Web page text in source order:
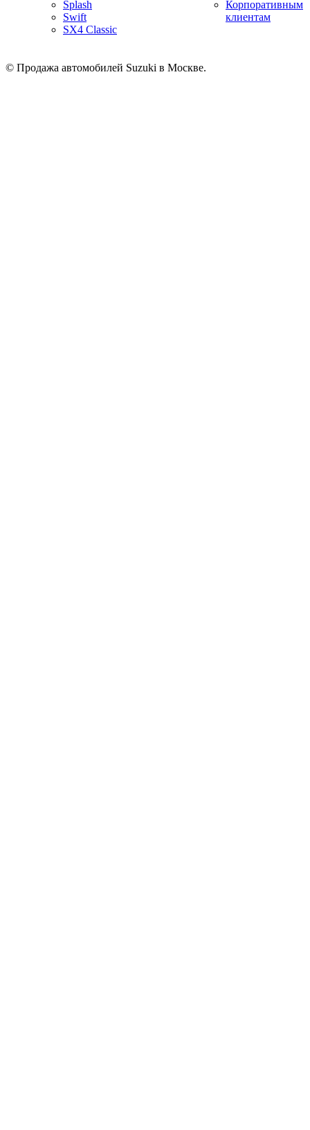
Splash
Swift
SX4 Classic
Корпоративным
клиентам
© Продажа автомобилей Suzuki в Москве.